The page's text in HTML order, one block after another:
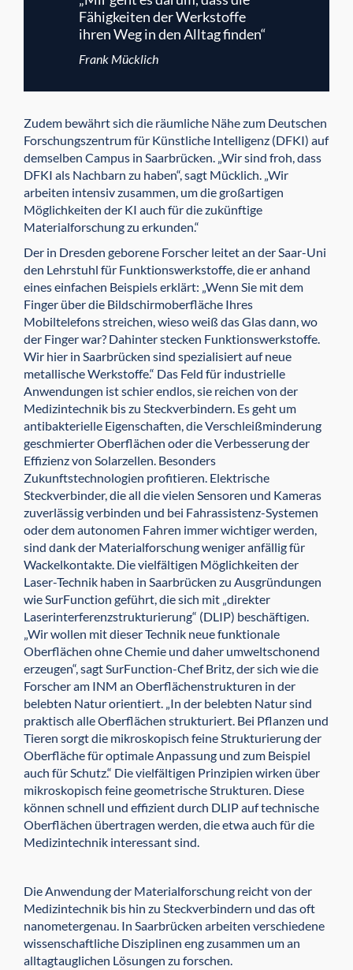
Fähigkeiten der Werkstoffe
ihren Weg in den Alltag finden“
Frank Mücklich
Zudem bewährt sich die räumliche Nähe zum Deutschen
Forschungszentrum für Künstliche Intelligenz (DFKI) auf
demselben Campus in Saarbrücken. „Wir sind froh, dass
DFKI als Nachbarn zu haben“, sagt Mücklich. „Wir
arbeiten intensiv zusammen, um die großartigen
Möglichkeiten der KI auch für die zukünftige
Materialforschung zu erkunden.“
Der in Dresden geborene Forscher leitet an der Saar-Uni
den Lehrstuhl für Funktionswerkstoffe, die er anhand
eines einfachen Beispiels erklärt: „Wenn Sie mit dem
Finger über die Bildschirmoberfläche Ihres
Mobiltelefons streichen, wieso weiß das Glas dann, wo
der Finger war? Dahinter stecken Funktionswerkstoffe.
Wir hier in Saarbrücken sind spezialisiert auf neue
metallische Werkstoffe.“ Das Feld für industrielle
Anwendungen ist schier endlos, sie reichen von der
Medizintechnik bis zu Steckverbindern. Es geht um
antibakterielle Eigenschaften, die Verschleißminderung
geschmierter Oberflächen oder die Verbesserung der
Effizienz von Solarzellen. Besonders
Zukunftstechnologien profitieren. Elektrische
Steckverbinder, die all die vielen Sensoren und Kameras
zuverlässig verbinden und bei Fahrassistenz-Systemen
oder dem autonomen Fahren immer wichtiger werden,
sind dank der Materialforschung weniger anfällig für
Wackelkontakte. Die vielfältigen Möglichkeiten der
Laser-Technik haben in Saarbrücken zu Ausgründungen
wie SurFunction geführt, die sich mit „direkter
Laserinterferenzstrukturierung“ (DLIP) beschäftigen.
„Wir wollen mit dieser Technik neue funktionale
Oberflächen ohne Chemie und daher umweltschonend
erzeugen“, sagt SurFunction-Chef Britz, der sich wie die
Forscher am INM an Oberflächenstrukturen in der
belebten Natur orientiert. „In der belebten Natur sind
praktisch alle Oberflächen strukturiert. Bei Pflanzen und
Tieren sorgt die mikroskopisch feine Strukturierung der
Oberfläche für optimale Anpassung und zum Beispiel
auch für Schutz.“ Die vielfältigen Prinzipien wirken über
mikroskopisch feine geometrische Strukturen. Diese
können schnell und effizient durch DLIP auf technische
Oberflächen übertragen werden, die etwa auch für die
Medizintechnik interessant sind.
Die Anwendung der Materialforschung reicht von der
Medizintechnik bis hin zu Steckverbindern und das oft
nanometergenau. In Saarbrücken arbeiten verschiedene
wissenschaftliche Disziplinen eng zusammen um an
alltagtauglichen Lösungen zu forschen.